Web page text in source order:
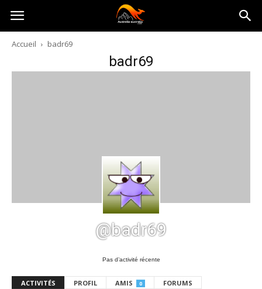
Australia-
australie.com
Accueil badr69
badr69
@badr69
Pas d’activité récente
ACTIVITÉS PROFIL AMIS 0 FORUMS